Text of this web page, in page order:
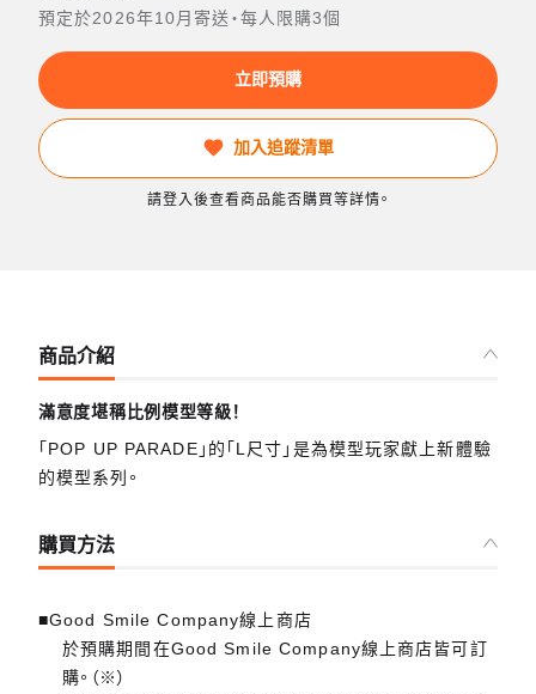
預定於2026年10月寄送・每人限購3個
立即預購
加入追蹤清單
請登入後查看商品能否購買等詳情。
商品介紹
滿意度堪稱比例模型等級！
「POP UP PARADE」的「L尺寸」是為模型玩家獻上新體驗
的模型系列。
購買方法
■Good Smile Company線上商店
於預購期間在Good Smile Company線上商店皆可訂
購。（※）